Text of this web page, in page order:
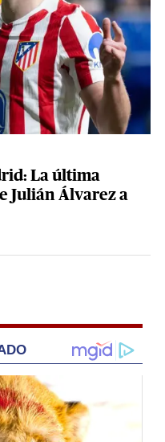
La última
Julián Álvarez a